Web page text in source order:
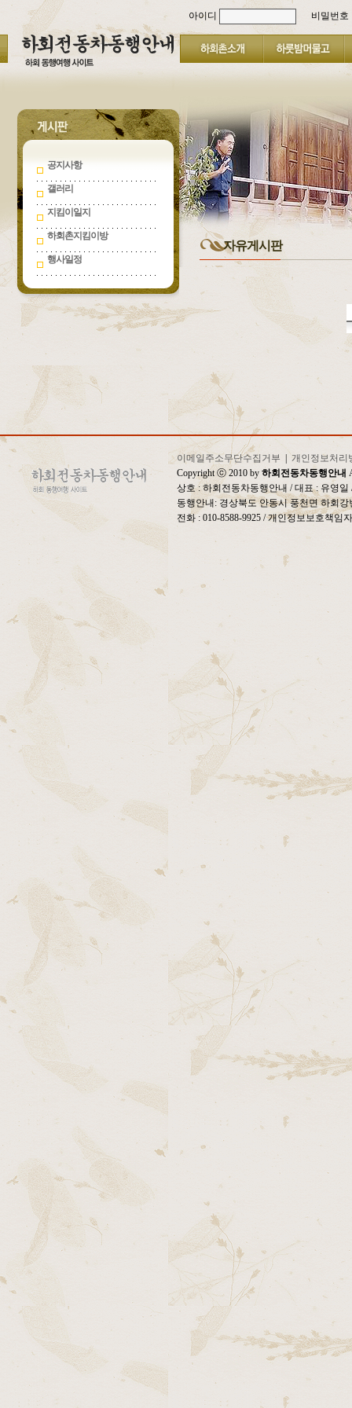
공지사항
갤러리
지킴이일지
하회촌지킴이방
행사일정
아이디 비밀번호
자유게시판
이메일주소무단수집거부
개인정보처리
Copyright ⓒ 2010 by 하회전동차동행안내
상호 : 하회전동차동행안내 / 대표 : 유영
동행안내: 경상북도 안동시 풍천면 하회
전화 : 010-8588-9925 / 개인정보보호책임